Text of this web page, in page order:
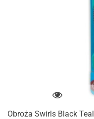
Obroża Swirls Black Teal